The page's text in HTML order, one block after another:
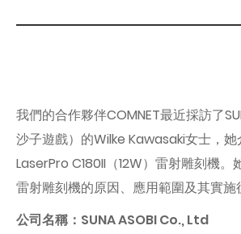
我們的合作夥伴COMNET最近採訪了
沙子遊戲）的Wilke Kawasaki女士，
LaserPro C180II（12W）雷射雕刻機。
雷射雕刻機的原因、應用範圍及其實施
公司名稱：SUNA ASOBI Co., Ltd